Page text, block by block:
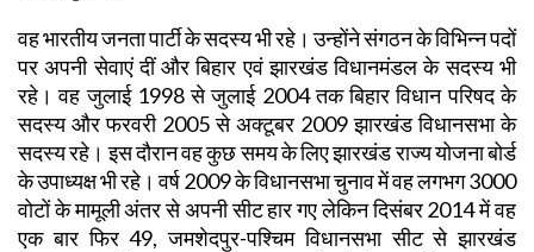
वह भारतीय जनता पार्टी के सदस्य भी रहे। उन्होंने संगठन के विभिन्न पदों
पर अपनी सेवाएं दीं और बिहार एवं झारखंड विधानमंडल के सदस्य भी
रहे। वह जुलाई 1998 से जुलाई 2004 तक बिहार विधान परिषद के
सदस्य और फरवरी 2005 से अक्टूबर 2009 झारखंड विधानसभा के
सदस्य रहे। इस दौरान वह कुछ समय के लिए झारखंड राज्य योजना बोर्ड
के उपाध्यक्ष भी रहे। वर्ष 2009 के विधानसभा चुनाव में वह लगभग 3000
वोटों के मामूली अंतर से अपनी सीट हार गए लेकिन दिसंबर 2014 में वह
एक बार फिर 49, जमशेदपुर-पश्चिम विधानसभा सीट से झारखंड